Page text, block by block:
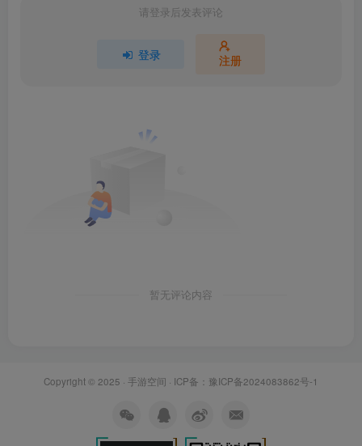
请登录后发表评论
登录 注册
暂无评论内容
Copyright © 2025 · 手游空间 · ICP备： 豫ICP备2024083862号-1